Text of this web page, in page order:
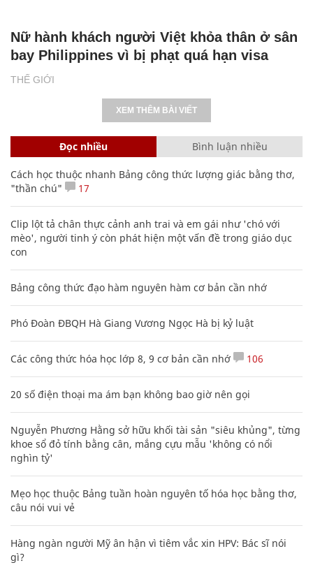
THẾ GIỚI
Nữ hành khách người Việt khỏa thân ở sân
bay Philippines vì bị phạt quá hạn visa
XEM THÊM BÀI VIẾT
Đọc nhiều Bình luận nhiều
Cách học thuộc nhanh Bảng công thức lượng giác bằng thơ,
"thần chú"
17
Clip lột tả chân thực cảnh anh trai và em gái như 'chó với
mèo', người tinh ý còn phát hiện một vấn đề trong giáo dục
con
Bảng công thức đạo hàm nguyên hàm cơ bản cần nhớ
Phó Đoàn ĐBQH Hà Giang Vương Ngọc Hà bị kỷ luật
Các công thức hóa học lớp 8, 9 cơ bản cần nhớ 106
20 số điện thoại ma ám bạn không bao giờ nên gọi
Nguyễn Phương Hằng sở hữu khối tài sản "siêu khủng", từng
khoe sổ đỏ tính bằng cân, mắng cựu mẫu 'không có nổi
nghìn tỷ'
Mẹo học thuộc Bảng tuần hoàn nguyên tố hóa học bằng thơ,
câu nói vui vẻ
Hàng ngàn người Mỹ ân hận vì tiêm vắc xin HPV: Bác sĩ nói
gì?